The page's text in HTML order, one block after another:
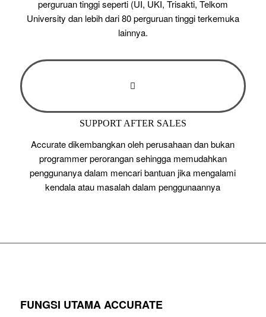
perguruan tinggi seperti (UI, UKI, Trisakti, Telkom
University dan lebih dari 80 perguruan tinggi terkemuka
lainnya.
SUPPORT AFTER SALES
Accurate dikembangkan oleh perusahaan dan bukan
programmer perorangan sehingga memudahkan
penggunanya dalam mencari bantuan jika mengalami
kendala atau masalah dalam penggunaannya
FUNGSI UTAMA ACCURATE